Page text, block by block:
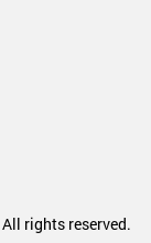
All rights reserved.